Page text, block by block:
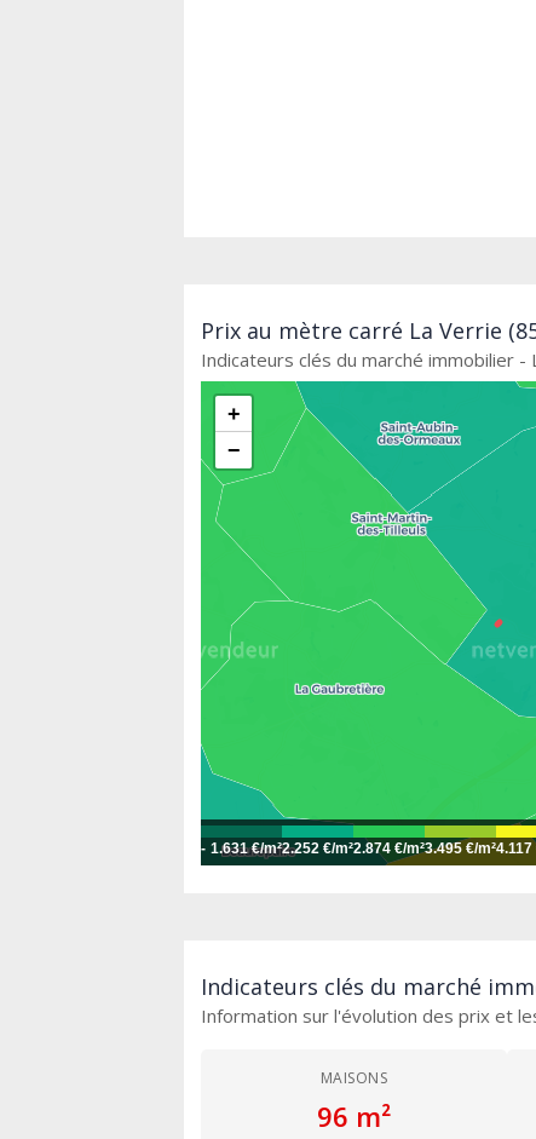
Prix au mètre carré La Verrie
Indicateurs clés du marché immobilier -
+
−
- 1.631 €/m²2.252 €/m²2.874 €/m²3.495 €/m²4.117
Indicateurs clés du marché
Information sur l'évolution des prix et
MAISONS
96 m²